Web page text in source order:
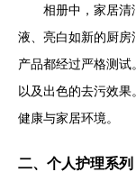
相册中，家居清
液、亮白如新的厨
产品都经过严格测
以及出色的去污效
健康与家居环境。
二、个人护理系